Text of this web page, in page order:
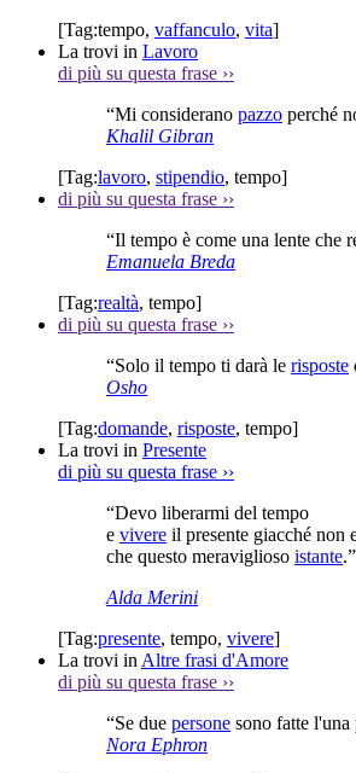
[Tag:tempo, vaffanculo, vita]
La trovi in Lavoro
di più su questa frase ››
“Mi considerano pazzo perché
Khalil Gibran
[Tag:lavoro, stipendio, tempo]
di più su questa frase ››
“Il tempo è come una lente che
Emanuela Breda
[Tag:realtà, tempo]
di più su questa frase ››
“Solo il tempo ti darà le risposte
Osho
[Tag:domande, risposte, tempo]
La trovi in Presente
di più su questa frase ››
“Devo liberarmi del tempo
e vivere il presente giacché non
che questo meraviglioso istante.”
Alda Merini
[Tag:presente, tempo, vivere]
La trovi in Altre frasi d'Amore
di più su questa frase ››
“Se due persone sono fatte
Nora Ephron